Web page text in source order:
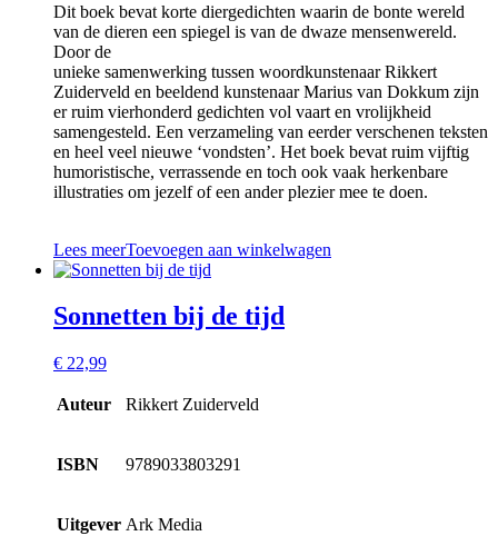
Dit boek bevat korte diergedichten waarin de bonte wereld
van de dieren een spiegel is van de dwaze mensenwereld.
Door de
unieke samenwerking tussen woordkunstenaar Rikkert
Zuiderveld en beeldend kunstenaar Marius van Dokkum zijn
er ruim vierhonderd gedichten vol vaart en vrolijkheid
samengesteld. Een verzameling van eerder verschenen teksten
en heel veel nieuwe ‘vondsten’. Het boek bevat ruim vijftig
humoristische, verrassende en toch ook vaak herkenbare
illustraties om jezelf of een ander plezier mee te doen.
Lees meerToevoegen aan winkelwagen
Sonnetten bij de tijd
€ 22,99
Auteur Rikkert Zuiderveld
ISBN 9789033803291
Uitgever Ark Media